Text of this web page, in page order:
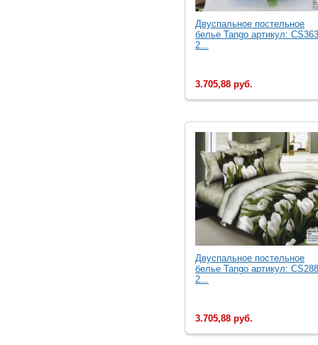
Двуcпальное постельное
белье Tango артикул:
2...
3.705,88 руб.
Двуcпальное постельное
белье Tango артикул:
2...
3.705,88 руб.